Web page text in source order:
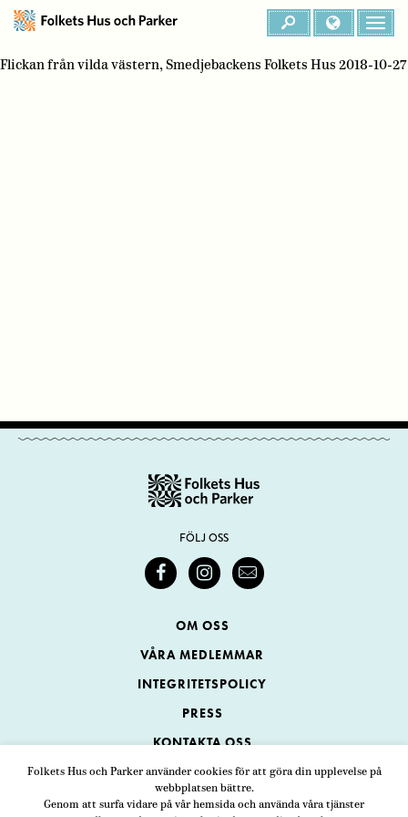
Folkets Hus och Parker använder cookies för att göra din upplevelse på
webbplatsen bättre.
Genom att surfa vidare på vår hemsida och använda våra tjänster
Flickan från vilda västern, Smedjebackens Folkets Hus 2018-10-27
FÖLJ OSS
OM OSS
VÅRA MEDLEMMAR
INTEGRITETSPOLICY
PRESS
KONTAKTA OSS
Folkets Hus och Parker